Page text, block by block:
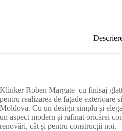
Klinker Roben Margate cu finisaj
pentru realizarea de fațade exterioare
Moldova. Cu un design simplu și
un aspect modern și rafinat oricărei
renovări, cât și pentru construcții noi.